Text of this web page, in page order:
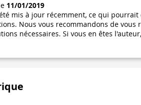
11/01/2019
mis à jour récemment, ce qui
Nous vous recommandons de vous
nécessaires. Si vous en êtes